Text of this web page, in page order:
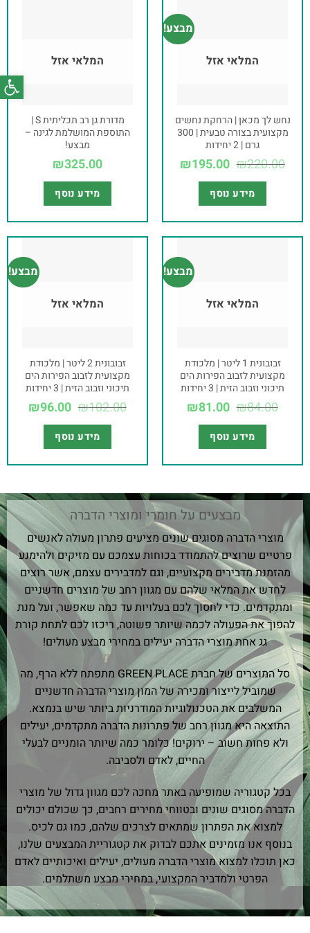
מבצע!
המלאי אזל
נחש לך מכאן | הרחקת נחשים
מקצועית בצורה טבעית | 300
גרם | 2 יחידות
₪220.00
₪195.00
מידע נוסף
המלאי אזל
מדורת גן רב תכליתית S |
התוספת המושלמת לגינה –
מבצע!
₪325.00
מידע נוסף
מבצע!
המלאי אזל
זבובונית 1 ליטר | מלכודת
מקצועית לזבוב הפירות הים
תיכוני וזבוב הזית | 3 יחידות
₪84.00
₪81.00
מידע נוסף
מבצע!
המלאי אזל
זבובונית 2 ליטר | מלכודת
מקצועית לזבוב הפירות הים
תיכוני וזבוב הזית | 3 יחידות
₪102.00
₪96.00
מידע נוסף
מבצעים על חומרי ומוצרי הדברה
מוצרי הדברה מסוגים שונים מציעים פתרון מעולה לאנשים
פרטיים שרוצים להתמודד בכוחות עצמכם עם מזיקים ולהימנע
מהזמנת מדבירים מקצועיים, וגם למדבירים עצמם, אשר רוצים
לחדש את המלאי שלהם עם מגוון רחב של מוצרים חדשניים
ומתקדמים. כדי לחסוך לכם בעלויות עד כמה שאפשר, ועל מנת
להפוך את הפעולה לכמה שיותר פשוטה, ריכזו לכם לתחת קורת
גג אחת מוצרי הדברה יעילים במחירי מבצע מעולים!
סל המוצרים של חברת GREEN PLACE מתפתח ללא הרף, מה
שמוביל לייצור ומכירה של המון מוצרי הדברה חדשניים
המשלבים את הטכנולוגיות המודרניות ביותר שיש בנמצא.
התוצאה היא מגוון רחב של פתרונות הדברה מתקדמים, יעילים
ולא פחות חשוב – ירוקים! כלומר כמה שיותר הומניים לבעלי
החיים, לאדם ולסביבה.
בכל קטגוריה שמופיעה באתר מחכה לכם מגוון גדול של מוצרי
הדברה מסוגים שונים ובטווחי מחירים רחבים, כך שכולם יכולים
למצוא את הפתרון שמתאים לצרכים שלהם, כמו גם לכיס.
בנוסף אנו מזמינים אתכם לבדוק את קטגוריית המבצעים שלנו,
כאן תוכלו למצוא מוצרי הדברה מעולים, יעילים ואיכותיים לאדם
הפרטי ולמדביר המקצועי, במחירי מבצע משתלמים.
פתח